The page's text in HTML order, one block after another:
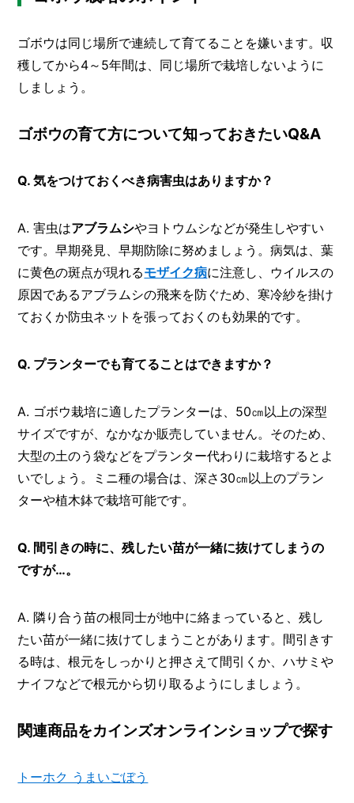
ゴボウは同じ場所で連続して育てることを嫌います。収
穫してから4～5年間は、同じ場所で栽培しないように
しましょう。
ゴボウの育て方について知っておきたいQ&A
Q. 気をつけておくべき病害虫はありますか？
A. 害虫はアブラムシやヨトウムシなどが発生しやすい
です。早期発見、早期防除に努めましょう。病気は、葉
に黄色の斑点が現れるモザイク病に注意し、ウイルスの
原因であるアブラムシの飛来を防ぐため、寒冷紗を掛け
ておくか防虫ネットを張っておくのも効果的です。
Q. プランターでも育てることはできますか？
A. ゴボウ栽培に適したプランターは、50㎝以上の深型
サイズですが、なかなか販売していません。そのため、
大型の土のう袋などをプランター代わりに栽培するとよ
いでしょう。ミニ種の場合は、深さ30㎝以上のプラン
ターや植木鉢で栽培可能です。
Q. 間引きの時に、残したい苗が一緒に抜けてしまうの
ですが…。
A. 隣り合う苗の根同士が地中に絡まっていると、残し
たい苗が一緒に抜けてしまうことがあります。間引きす
る時は、根元をしっかりと押さえて間引くか、ハサミや
ナイフなどで根元から切り取るようにしましょう。
関連商品をカインズオンラインショップで探す
トーホク うまいごぼう